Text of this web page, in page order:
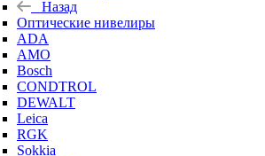
Назад
Оптические нивелиры
ADA
AMO
Bosch
CONDTROL
DEWALT
Leica
RGK
Sokkia